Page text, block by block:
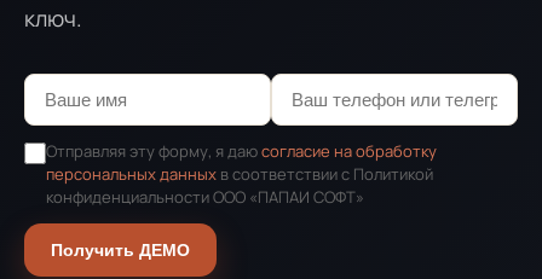
ключ.
Отправляя эту форму, я даюсогласие на обработку
персональных данных в соответствии с Политикой
конфиденциальности ООО «ПАПАИ СОФТ»
Получить ДЕМО